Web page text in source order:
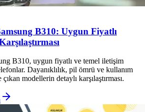
B310: Uygun Fiyatlı
B310, uygun fiyatlı ve temel iletişim
Dayanıklılık, pil ömrü ve kullanım
çıkan modellerin detaylı karşılaştırması.